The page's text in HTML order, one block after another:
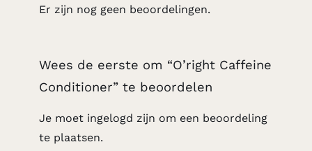
Er zijn nog geen beoordelingen.
Wees de eerste om “O’right Caffeine
Conditioner” te beoordelen
Je moet ingelogd zijn om een beoordeling
te plaatsen.